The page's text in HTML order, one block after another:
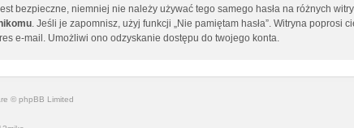
bezpieczne, niemniej nie należy używać tego samego hasła na różnych
. Jeśli je zapomnisz, użyj funkcji „Nie pamiętam hasła”. Witryna
e-mail. Umożliwi ono odzyskanie dostępu do twojego konta.
© phpBB Limited